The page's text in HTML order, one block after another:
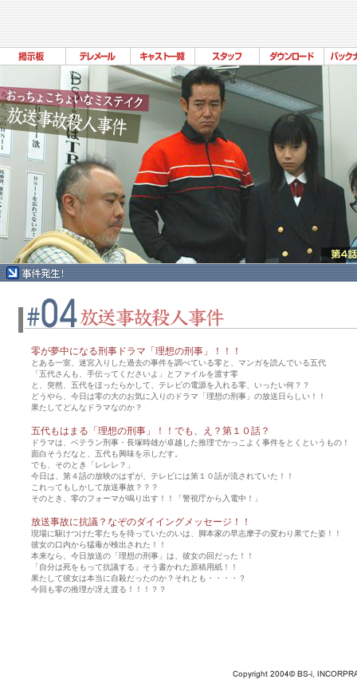
零が夢中になる刑事ドラマ「理想の刑事」！！！
とある一室、迷宮入りした過去の事件を調べている零と、マンガを読んでいる五代
「五代さんも、手伝ってくださいよ」とファイルを渡す零
と、突然、五代をほったらかして、テレビの電源を入れる零、いったい何？？
どうやら、今日は零の大のお気に入りのドラマ「理想の刑事」の放送日らしい！！
果たしてどんなドラマなのか？
五代もはまる「理想の刑事」！！でも、え？第１０話？
ドラマは、ベテラン刑事・長塚時雄が卓越した推理でかっこよく事件をとくというもの！
面白そうだなと、五代も興味を示しだす。
でも、そのとき「レレレ？」
今日は、第４話の放映のはずが、テレビには第１０話が流されていた！！
これってもしかして放送事故？？？
そのとき、零のフォーマが鳴り出す！！「警視庁から入電中！」
放送事故に抗議？なぞのダイイングメッセージ！！
現場に駆けつけた零たちを待っていたのいは、脚本家の早志摩子の変わり果てた姿！！
彼女の口内から猛毒が検出された！！
本来なら、今日放送の「理想の刑事」は、彼女の回だった！！
「自分は死をもって抗議する」そう書かれた原稿用紙！！
果たして彼女は本当に自殺だったのか？それとも・・・・？
今回も零の推理が冴え渡る！！！？？